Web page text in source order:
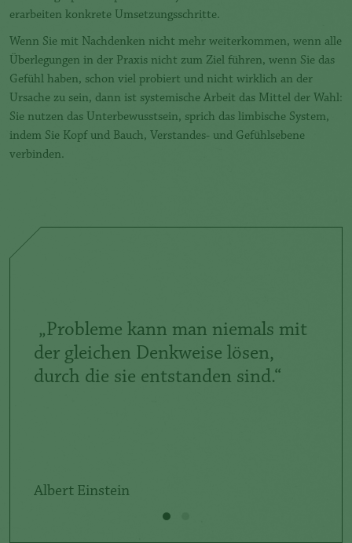
erarbeiten konkrete Umsetzungsschritte.
Wenn Sie mit Nachdenken nicht mehr weiterkommen, wenn alle
Überlegungen in der Praxis nicht zum Ziel führen, wenn Sie das
Gefühl haben, schon viel probiert und nicht wirklich an der
Ursache zu sein, dann ist systemische Arbeit das Mittel der Wahl:
Sie nutzen das Unterbewusstsein, sprich das limbische System,
indem Sie Kopf und Bauch, Verstandes- und Gefühlsebene
verbinden.
„Probleme kann man niemals mit
der gleichen Denkweise lösen,
durch die sie entstanden sind.“
Albert Einstein